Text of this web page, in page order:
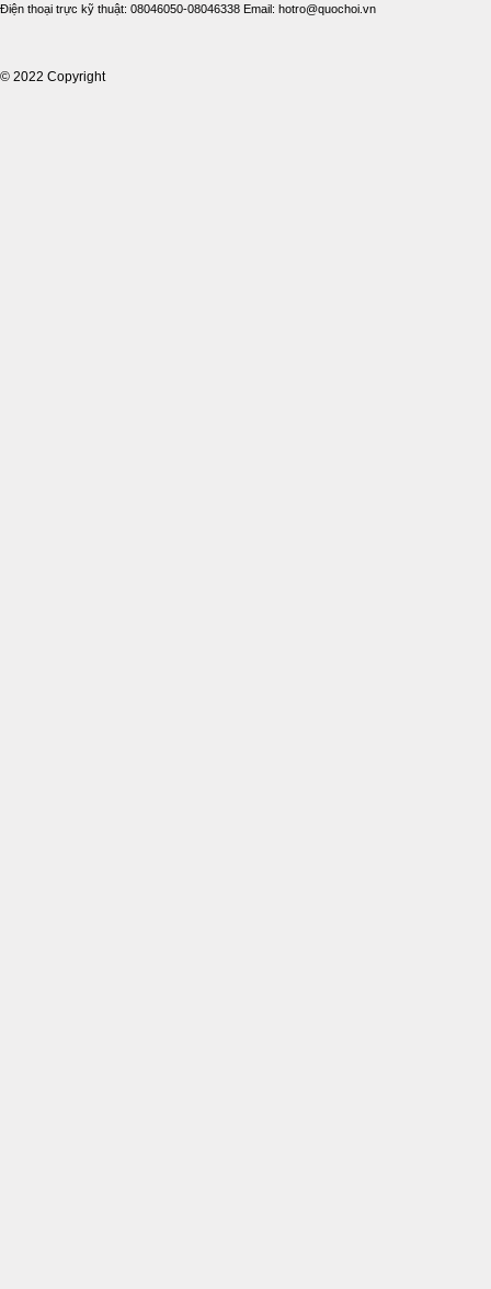
Điện thoại trực kỹ thuật: 08046050-08046338 Email: hotro@quochoi.vn
© 2022 Copyright